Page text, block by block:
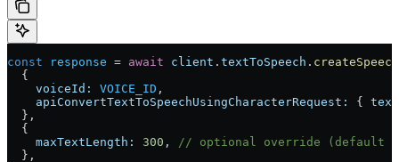
const response = await client . textToSpeech . createSpeech
  {
    voiceId:
VOICE_ID ,
    apiConvertTextToSpeechUsingCharacterRequest:
{
  },
  {
    maxTextLength:
300 , // optional override (default
  },